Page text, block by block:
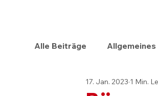
Alle Beiträge Allgemeines
17. Jan. 2023 1 Min.